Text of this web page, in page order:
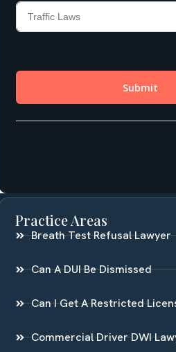
Practice Areas
Breath Test Refusal Lawyer
Can A DUI Be Dismissed
Can I Get A Restricted
Commercial Driver DWI